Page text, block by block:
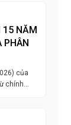
15 NĂM
PHÂN
của
chính…